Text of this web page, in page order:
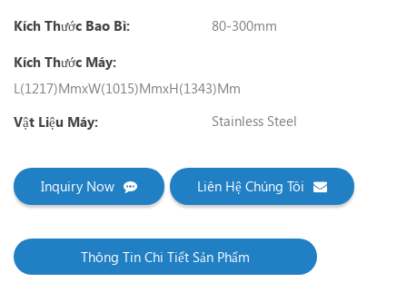
Kích Thước Bao Bì: 80-300mm
Kích Thước Máy:
L(1217)MmxW(1015)MmxH(1343)Mm
Vật Liệu Máy:
Stainless Steel
Inquiry Now Liên Hệ Chúng Tôi
Thông Tin Chi Tiết Sản Phẩm